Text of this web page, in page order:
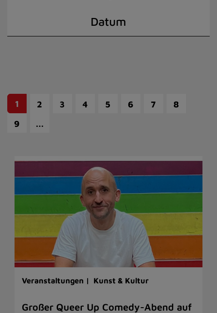
Datum
1 2 3 4 5 6 7
8
9
…
Veranstaltungen | Kunst & Kultur
Großer Queer Up Comedy-Abend auf